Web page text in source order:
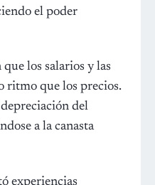
el poder
los salarios y las
ritmo que los precios.
del
a la canasta
experiencias